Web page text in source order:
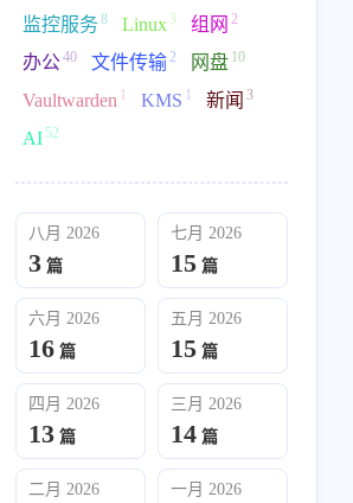
导航面板3 相册2
Vaultwarden1 KMS1 新闻 3
五月 2026
15 篇
监控服务8 Linux3 组网 2
办公40 文件传输2 网盘 10
Vaultwarden 1 KMS 1 新闻 3
AI52
八月 2026
3 篇
七月 2026
15 篇
六月 2026
16 篇
五月 2026
15 篇
四月 2026
13 篇
三月 2026
14 篇
二月 2026 一月 2026